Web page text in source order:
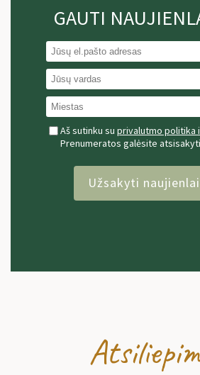
GAUTI
Aš sutinku su privalutmo politika
Prenumeratos galėsite
Užsakyti